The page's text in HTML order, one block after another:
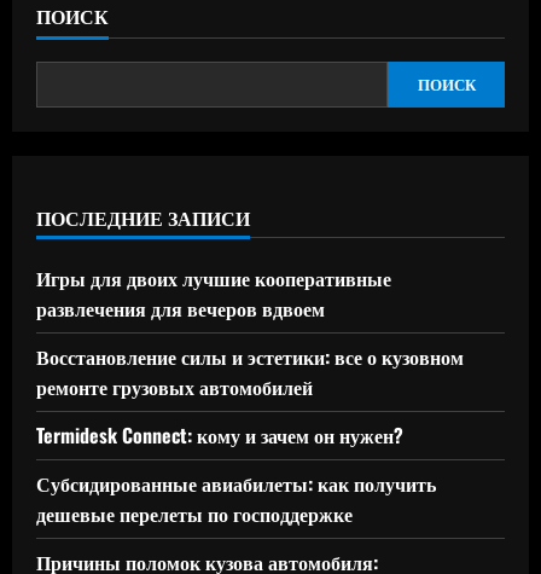
ПОИСК
ПОИСК
ПОСЛЕДНИЕ ЗАПИСИ
Игры для двоих лучшие кооперативные
развлечения для вечеров вдвоем
Восстановление силы и эстетики: все о кузовном
ремонте грузовых автомобилей
Termidesk Connect: кому и зачем он нужен?
Субсидированные авиабилеты: как получить
дешевые перелеты по господдержке
Причины поломок кузова автомобиля: